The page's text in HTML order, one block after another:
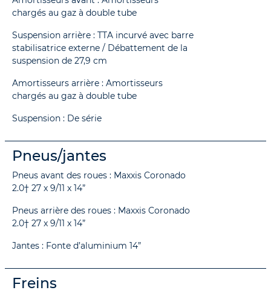
chargés au gaz à double tube
Suspension arrière : TTA incurvé avec barre
stabilisatrice externe / Débattement de la
suspension de 27,9 cm
Amortisseurs arrière : Amortisseurs
chargés au gaz à double tube
Suspension : De série
Pneus/jantes
Pneus avant des roues : Maxxis Coronado
2.0† 27 x 9/11 x 14”
Pneus arrière des roues : Maxxis Coronado
2.0† 27 x 9/11 x 14”
Jantes : Fonte d’aluminium 14”
Freins